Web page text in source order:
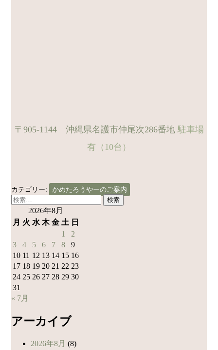
〒905-1144 沖縄県名護市仲尾次286番地駐車場
有（10台）
カテゴリー: かめたろうやーのご案内
検
2026年8月
月 火 水 木 金 土 日
1
2
3
4 5 6 7 8
9
10 11 12 13 14 15 16
17 18 19 20 21 22 23
24 25 26 27 28 29 30
31
« 7月
アーカイブ
2026年8月 (8)